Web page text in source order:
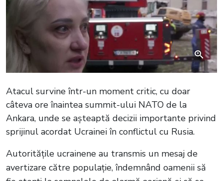
Atacul survine într-un moment critic, cu doar
câteva ore înaintea summit-ului NATO de la
Ankara, unde se așteaptă decizii importante privind
sprijinul acordat Ucrainei în conflictul cu Rusia.
Autoritățile ucrainene au transmis un mesaj de
avertizare către populație, îndemnând oamenii să